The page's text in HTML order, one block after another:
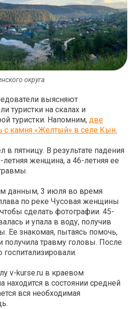
округа
выясняют
туристки на скалах и
туристки. Напомним, две
камня «Желтый» в селе Кын.
в пятницу. В результате падения
женщина, а 46-летняя ее
данным, 3 июля во время
по реке Чусовая женщины
сделать фотографии. 45-
и упала в воду, получив
Ее знакомая, пытаясь помочь,
получила травму головы. После
v-kurse.ru в краевом
в состоянии средней
вся необходимая